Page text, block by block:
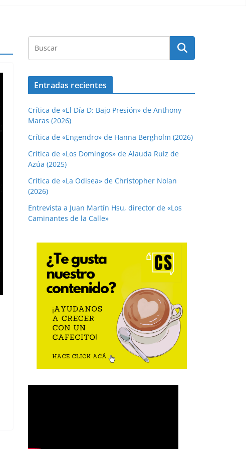
Entradas recientes
Crítica de «El Día D: Bajo Presión» de Anthony
Maras (2026)
Crítica de «Engendro» de Hanna Bergholm (2026)
Crítica de «Los Domingos» de Alauda Ruiz de
Azúa (2025)
Crítica de «La Odisea» de Christopher Nolan
(2026)
Entrevista a Juan Martín Hsu, director de «Los
Caminantes de la Calle»